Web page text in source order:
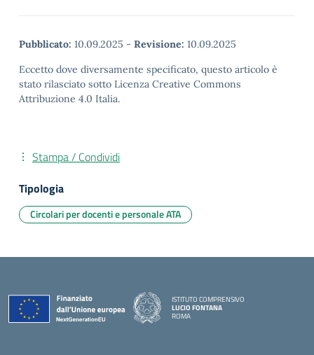
Pubblicato: 10.09.2025 - Revisione: 10.09.2025
Eccetto dove diversamente specificato, questo articolo è
stato rilasciato sotto Licenza Creative Commons
Attribuzione 4.0 Italia.
Stampa / Condividi
Tipologia
Circolari per docenti e personale ATA
ISTITUTO COMPRENSIVO
LUCIO FONTANA
ROMA